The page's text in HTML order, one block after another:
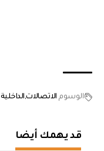
الوسوم الاتصالات الداخلية
قد يهمك أيضا